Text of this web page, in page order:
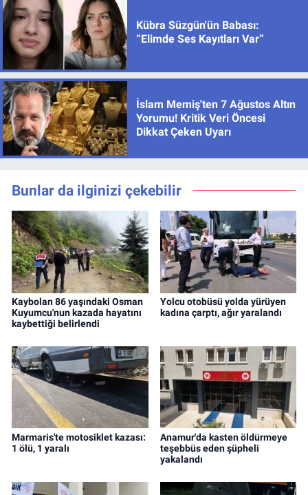
Kübra Süzgün'ün Babası:
“Elimde Ses Kayıtları Var”
İslam Memiş'ten 7 Ağustos Altın
Yorumu! Kritik Veri Öncesi
Dikkat Çeken Uyarı
Bunlar da ilginizi çekebilir
Kaybolan 86 yaşındaki Osman
Kuyumcu'nun kazada hayatını
kaybettiği belirlendi
Yolcu otobüsü yolda yürüyen
kadına çarptı, ağır yaralandı
Marmaris'te motosiklet kazası:
1 ölü, 1 yaralı
Anamur'da kasten öldürmeye
teşebbüs eden şüpheli
yakalandı